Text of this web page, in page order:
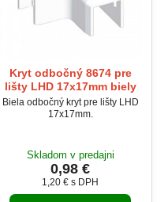
Kryt odbočný 8674 pre
lišty LHD 17x17mm biely
Biela odbočný kryt pre lišty LHD
17x17mm.
Skladom v predajni
0,98 €
1,20 € s DPH